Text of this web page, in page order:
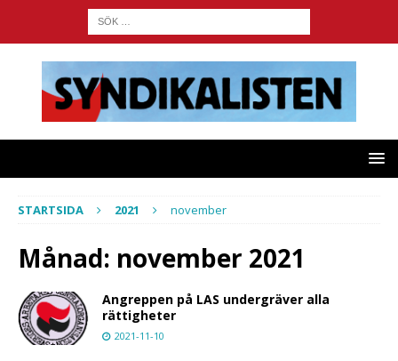
STARTSIDA 2021 november
Månad: november 2021
Angreppen på LAS undergräver alla
rättigheter
2021-11-10